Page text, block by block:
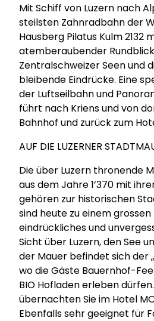
Mit Schiff von Luzern nach
steilsten Zahnradbahn der
Hausberg Pilatus Kulm 2132
atemberaubender
Zentralschweizer Seen und
bleibende Eindrücke. Eine
der Luftseilbahn und
führt nach Kriens und von
Bahnhof und zurück zum
AUF DIE LUZERNER
Die über Luzern thronende
aus dem Jahre 1’370 mit
gehören zur historischen
sind heute zu einem
eindrückliches und
Sicht über Luzern, den See
der Mauer befindet sich der
wo die Gäste Bauernhof-
BIO Hofladen erleben
übernachten Sie im Hotel
Ebenfalls sehr geeignet für